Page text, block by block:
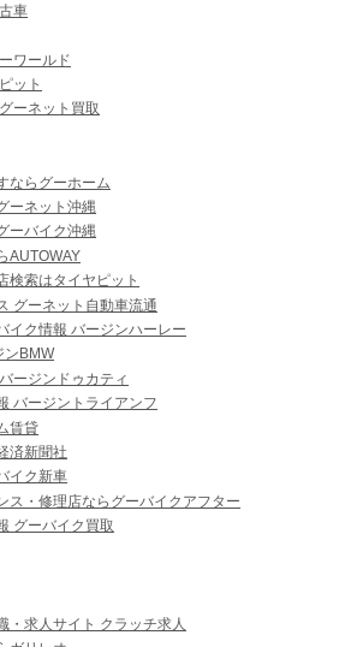
車
ワールド
ット
ーネット買取
ならグーホーム
ーネット沖縄
ーバイク沖縄
AUTOWAY
検索はタイヤピット
グーネット自動車流通
イク情報 バージンハーレー
ンBMW
ージンドゥカティ
バージントライアンフ
賃貸
済新聞社
イク新車
ス・修理店ならグーバイクアフター
グーバイク買取
・求人サイト クラッチ求人